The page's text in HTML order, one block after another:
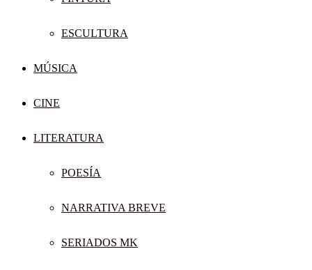
ESCULTURA
MÚSICA
CINE
LITERATURA
POESÍA
NARRATIVA BREVE
SERIADOS MK